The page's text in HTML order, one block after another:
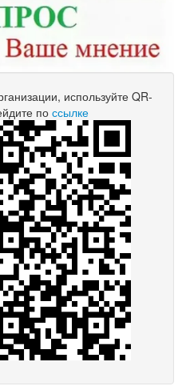
используйте QR-
по ссылке